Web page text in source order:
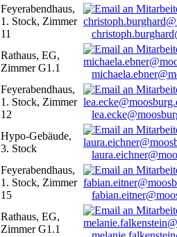
Feyerabendhaus,
1. Stock, Zimmer
11
Rathaus, EG,
Zimmer G1.1
Feyerabendhaus,
1. Stock, Zimmer
12
Hypo-Gebäude,
3. Stock
Feyerabendhaus,
1. Stock, Zimmer
15
Rathaus, EG,
Zimmer G1.1